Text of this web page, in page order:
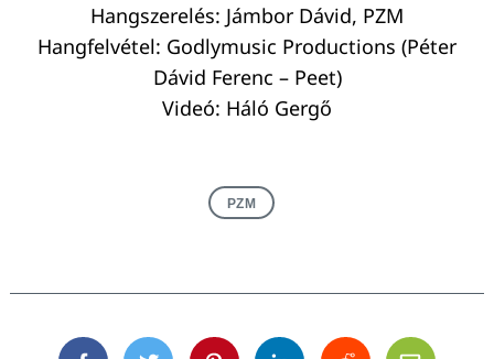
Hangszerelés: Jámbor Dávid, PZM
Hangfelvétel: Godlymusic Productions (Péter
Dávid Ferenc – Peet)
Videó: Háló Gergő
PZM